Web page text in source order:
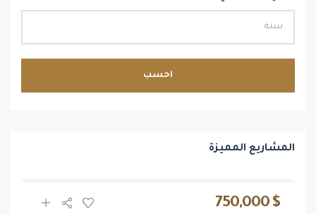
احسب
المشاريع المميزة
$ 750,000